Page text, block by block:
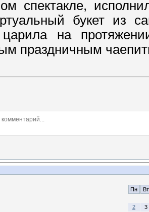
спектакле,
букет из
на
праздничным
Пн Вт
2
3